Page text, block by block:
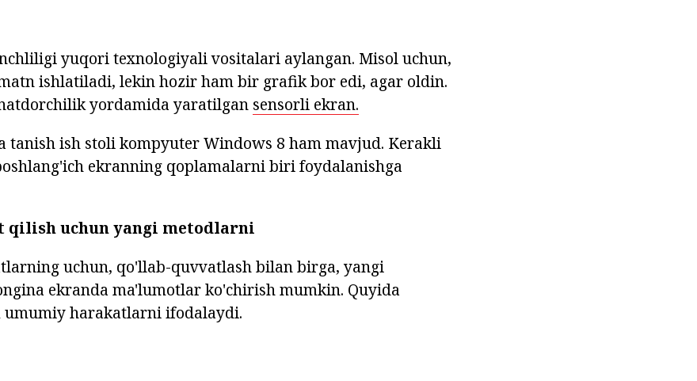
yuqori texnologiyali vositalari aylangan. Misol uchun,
ishlatiladi, lekin hozir ham bir grafik bor edi, agar oldin.
yordamida yaratilgan sensorli ekran.
tanish ish stoli kompyuter Windows 8 ham mavjud. Kerakli
ekranning qoplamalarni biri foydalanishga
qilish uchun yangi metodlarni
uchun, qo'llab-quvvatlash bilan birga, yangi
ekranda ma'lumotlar ko'chirish mumkin. Quyida
harakatlarni ifodalaydi.